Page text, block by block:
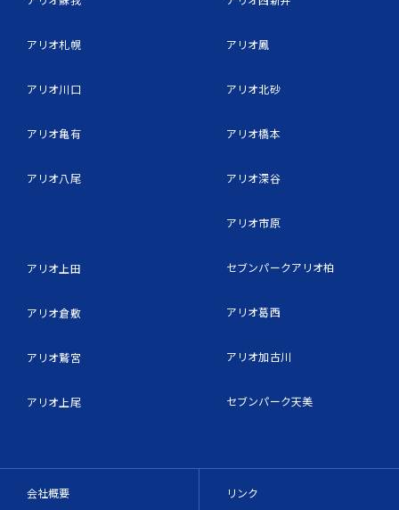
アリオ札幌
アリオ川口
アリオ亀有
アリオ八尾
アリオ上田
アリオ倉敷
アリオ鷲宮
アリオ上尾
アリオ鳳
アリオ北砂
アリオ橋本
アリオ深谷
アリオ市原
セブンパークアリオ柏
アリオ葛西
アリオ加古川
セブンパーク天美
会社概要 リンク